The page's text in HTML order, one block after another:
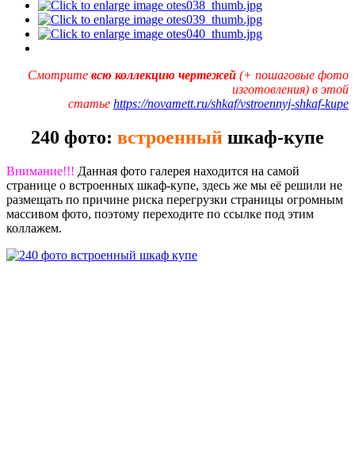
Смотрите всю коллекцию чертежей (+ пошаговые фото
изготовления) в этой
статье https://novamett.ru/shkaf/vstroennyj-shkaf-kupe
240 фото: встроенный шкаф-купе
Внимание!!! Данная фото галерея находится на самой
странице о встроенных шкаф-купе, здесь же мы её решили не
размещать по причине риска перегрузки страницы огромным
массивом фото, поэтому переходите по ссылке под этим
коллажем.